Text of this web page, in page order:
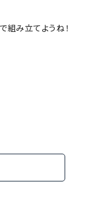
組み立てようね！